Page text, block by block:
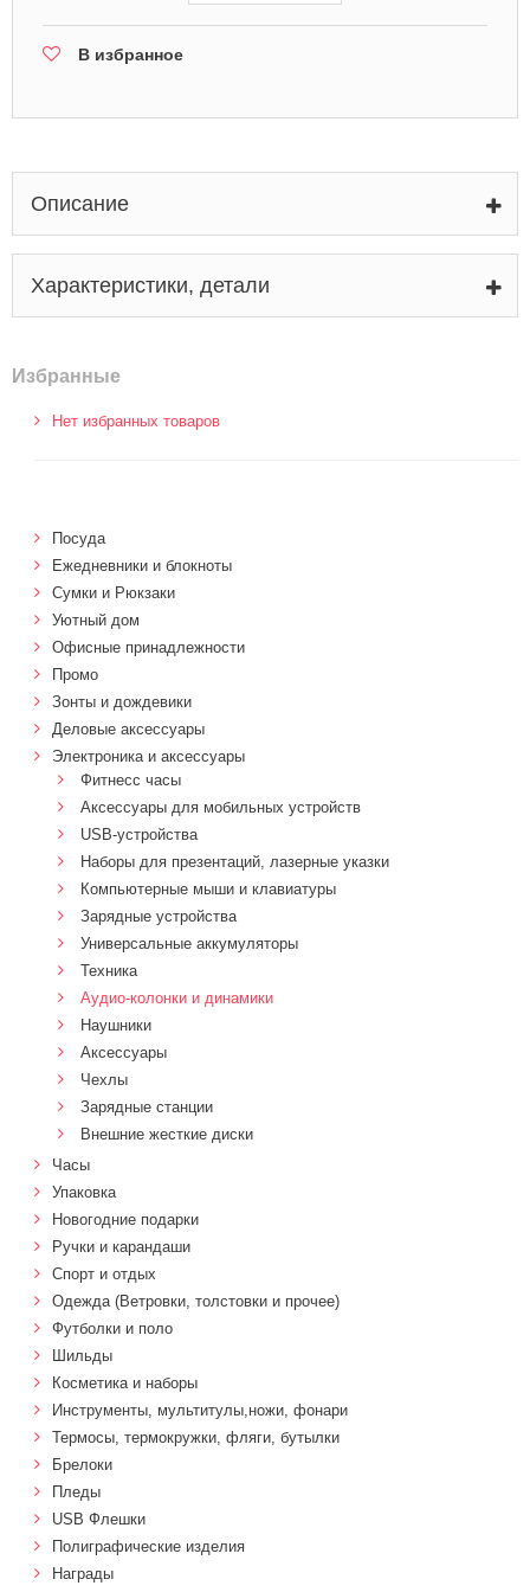
В избранное
Описание
Характеристики, детали
Избранные
Нет избранных товаров
Посуда
Ежедневники и блокноты
Сумки и Рюкзаки
Уютный дом
Офисные принадлежности
Промо
Зонты и дождевики
Деловые аксессуары
Электроника и аксессуары
Фитнесс часы
Аксессуары для мобильных устройств
USB-устройства
Наборы для презентаций, лазерные указки
Компьютерные мыши и клавиатуры
Зарядные устройства
Универсальные аккумуляторы
Техника
Аудио-колонки и динамики
Наушники
Аксессуары
Чехлы
Зарядные станции
Внешние жесткие диски
Часы
Упаковка
Новогодние подарки
Ручки и карандаши
Спорт и отдых
Одежда (Ветровки, толстовки и прочее)
Футболки и поло
Шильды
Косметика и наборы
Инструменты, мультитулы,ножи, фонари
Термосы, термокружки, фляги, бутылки
Брелоки
Пледы
USB Флешки
Полиграфические изделия
Награды